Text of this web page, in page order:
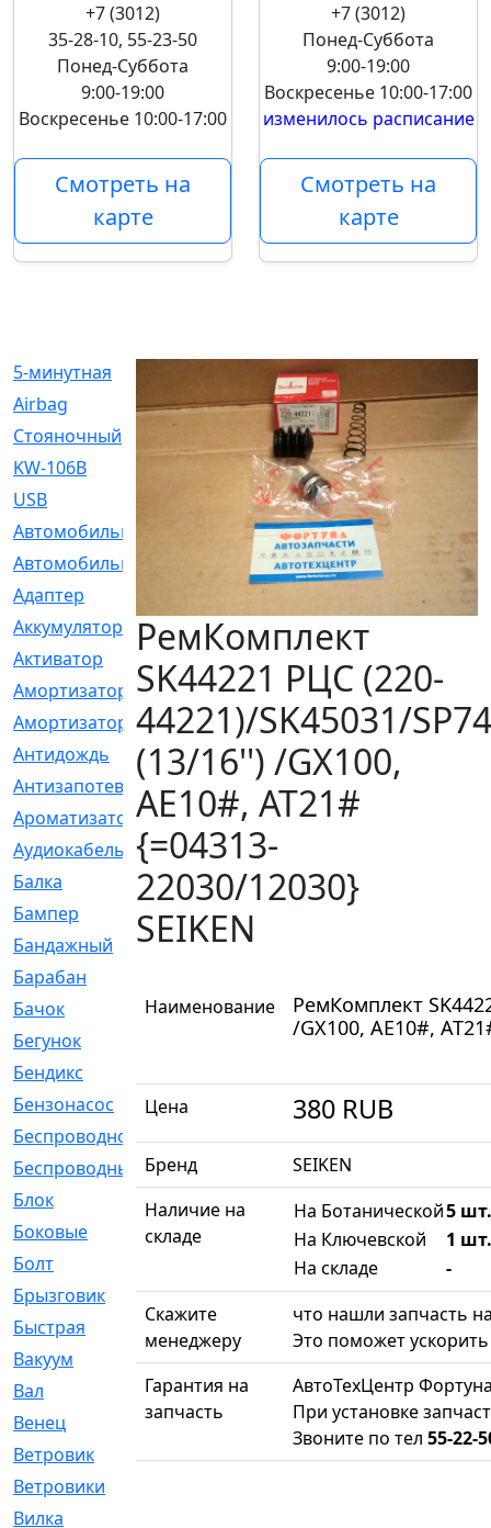
+7 (3012)
35-28-10, 55-23-50
Понед-Суббота
9:00-19:00
Воскресенье 10:00-17:00
Смотреть на
карте
+7 (3012)
Понед-Суббота
9:00-19:00
Воскресенье 10:00-17:00
изменилось расписание
Смотреть на
карте
5-минутная
Airbag
[18]
Cтояночный
KW-106B
USB
Автомобильное
Автомобильный
Адаптер
Аккумулятор
[2]
Активатор
[1]
Амортизатор
[608]
Амортизаторы
[21]
Антидождь
[1]
Антизапотеватель
[1]
Ароматизатор
[35]
Аудиокабель
[2]
Балка
[58]
Бампер
[137]
Бандажный
[6]
Барабан
Бачок
[40]
Бегунок
Бендикс
Бензонасос
Беспроводное
[2]
Беспроводные
Блок
[81]
Боковые
Болт
Брызговик
[77]
Быстрая
[2]
Вакуум
[23]
Вал
[194]
Венец
[16]
Ветровик
[132]
Ветровики
Вилка
РемКомплект
SK44221 РЦС (220-
44221)/SK45031/
(13/16'') /GX100,
AE10#, AT21#
{=04313-
22030/12030}
SEIKEN
Наименование
РемКомплект
/GX100, AE10#,
Цена 380 RUB
Бренд
SEIKEN
Наличие на
складе
На Ботанической5
На Ключевской
1
На складе
-
Скажите
менеджеру
что нашли запчасть
Это поможет ускорить
Гарантия на
запчасть
АвтоТехЦентр
При установке
Звоните по тел 55-22-